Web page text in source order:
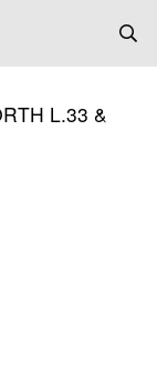
L.33 &